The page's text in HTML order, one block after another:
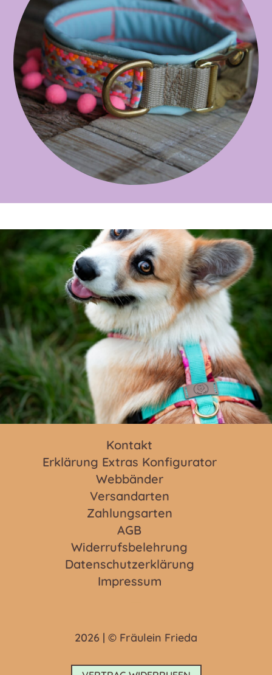
Kontakt
Erklärung Extras Konfigurator
Webbänder
Versandarten
Zahlungsarten
AGB
Widerrufsbelehrung
Datenschutzerklärung
Impressum
2026 | © Fräulein Frieda